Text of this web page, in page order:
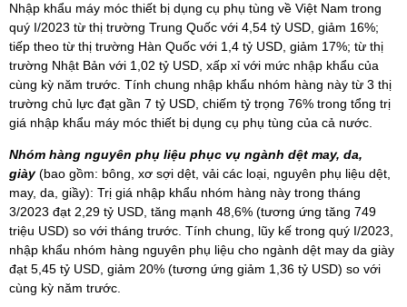
Nhập khẩu máy móc thiết bị dụng cụ phụ tùng về Việt Nam trong
quý I/2023 từ thị trường Trung Quốc với 4,54 tỷ USD, giảm 16%;
tiếp theo từ thị trường Hàn Quốc với 1,4 tỷ USD, giảm 17%; từ thị
trường Nhật Bản với 1,02 tỷ USD, xấp xỉ với mức nhập khẩu của
cùng kỳ năm trước. Tính chung nhập khẩu nhóm hàng này từ 3 thị
trường chủ lực đạt gần 7 tỷ USD, chiếm tỷ trọng 76% trong tổng trị
giá nhập khẩu máy móc thiết bị dụng cụ phụ tùng của cả nước.
Nhóm hàng nguyên phụ liệu phục vụ ngành dệt may, da,
giày(bao gồm: bông, xơ sợi dệt, vải các loại, nguyên phụ liệu dệt,
may, da, giầy): Trị giá nhập khẩu nhóm hàng này trong tháng
3/2023 đạt 2,29 tỷ USD, tăng mạnh 48,6% (tương ứng tăng 749
triệu USD) so với tháng trước. Tính chung, lũy kế trong quý I/2023,
nhập khẩu nhóm hàng nguyên phụ liệu cho ngành dệt may da giày
đạt 5,45 tỷ USD, giảm 20% (tương ứng giảm 1,36 tỷ USD) so với
cùng kỳ năm trước.